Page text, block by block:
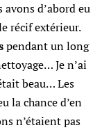
avons d’abord eu
récif extérieur.
pendant un long
Je n’ai
beau… Les
la chance d’en
n’étaient pas